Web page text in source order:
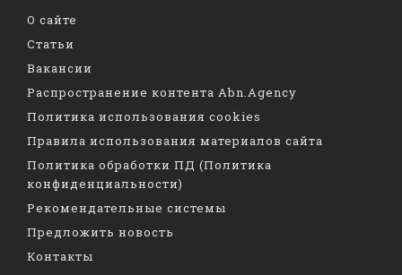
О сайте
Статьи
Вакансии
Распространение контента Abn.Agency
Политика использования cookies
Правила использования материалов сайта
Политика обработки ПД (Политика
конфиденциальности)
Рекомендательные системы
Предложить новость
Контакты